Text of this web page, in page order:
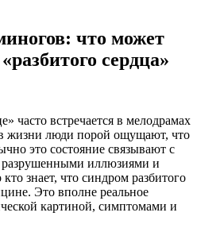
что может
сердца»
часто встречается в мелодрамах
жизни люди порой ощущают, что
это состояние связывают с
иллюзиями и
знает, что синдром разбитого
Это вполне реальное
картиной, симптомами и